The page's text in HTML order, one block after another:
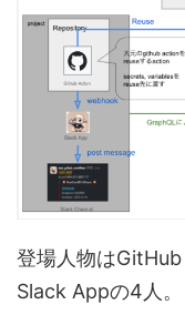
登場人物は
Slack Appの4人。